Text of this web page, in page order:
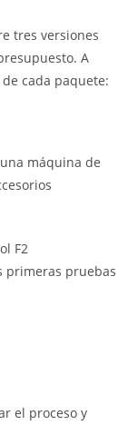
tres versiones
A
cada paquete:
máquina de
F2
primeras pruebas
el proceso y